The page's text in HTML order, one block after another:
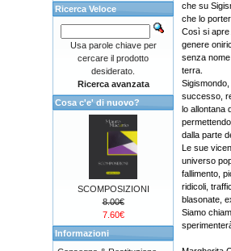
che su
che lo
Così si apre
genere
senza
terra.
successo,
lo allontana
dalla parte
Le sue
universo
fallimento,
ridicoli,
blasonate,
Siamo
Ricerca Veloce
Usa parole chiave per
cercare il prodotto
desiderato.
Ricerca avanzata
Cosa c'e' di nuovo?
SCOMPOSIZIONI
8.00€
7.60€
Informazioni